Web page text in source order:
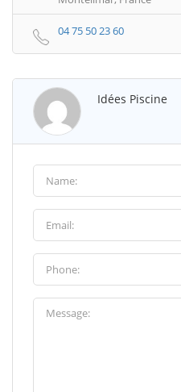
04 75 50 23 60
Idées Piscine